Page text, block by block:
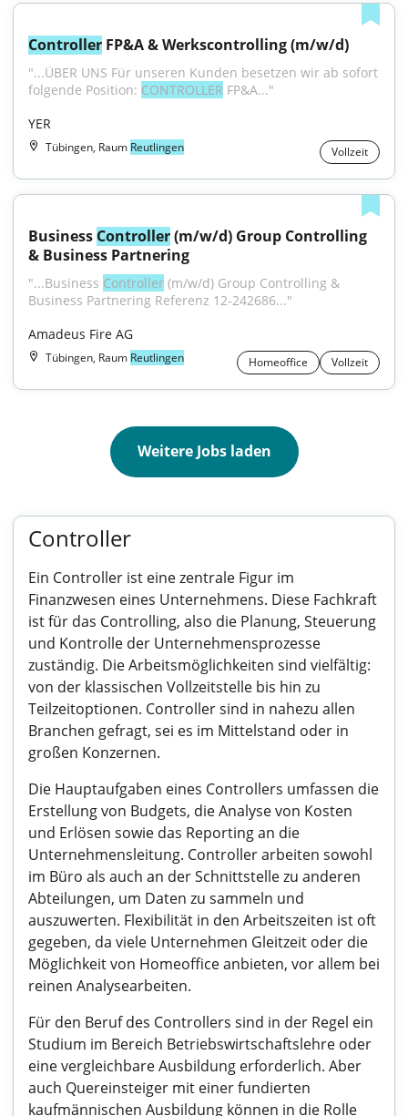
Controller FP&A & Werkscontrolling (m/w/d)
"...ÜBER UNS Für unseren Kunden besetzen wir ab sofort
folgende Position: CONTROLLER FP&A..."
YER
Tübingen, Raum Reutlingen Vollzeit
Business Controller (m/w/d) Group Controlling
& Business Partnering
"...Business Controller (m/w/d) Group Controlling &
Business Partnering Referenz 12-242686..."
Amadeus Fire AG
Tübingen, Raum Reutlingen Homeoffice Vollzeit
Weitere Jobs laden
Controller
Ein Controller ist eine zentrale Figur im
Finanzwesen eines Unternehmens. Diese Fachkraft
ist für das Controlling, also die Planung, Steuerung
und Kontrolle der Unternehmensprozesse
zuständig. Die Arbeitsmöglichkeiten sind vielfältig:
von der klassischen Vollzeitstelle bis hin zu
Teilzeitoptionen. Controller sind in nahezu allen
Branchen gefragt, sei es im Mittelstand oder in
großen Konzernen.
Die Hauptaufgaben eines Controllers umfassen die
Erstellung von Budgets, die Analyse von Kosten
und Erlösen sowie das Reporting an die
Unternehmensleitung. Controller arbeiten sowohl
im Büro als auch an der Schnittstelle zu anderen
Abteilungen, um Daten zu sammeln und
auszuwerten. Flexibilität in den Arbeitszeiten ist oft
gegeben, da viele Unternehmen Gleitzeit oder die
Möglichkeit von Homeoffice anbieten, vor allem bei
reinen Analysearbeiten.
Für den Beruf des Controllers sind in der Regel ein
Studium im Bereich Betriebswirtschaftslehre oder
eine vergleichbare Ausbildung erforderlich. Aber
auch Quereinsteiger mit einer fundierten
kaufmännischen Ausbildung können in die Rolle